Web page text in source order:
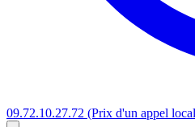
09.72.10.27.72 (Prix d'un appel